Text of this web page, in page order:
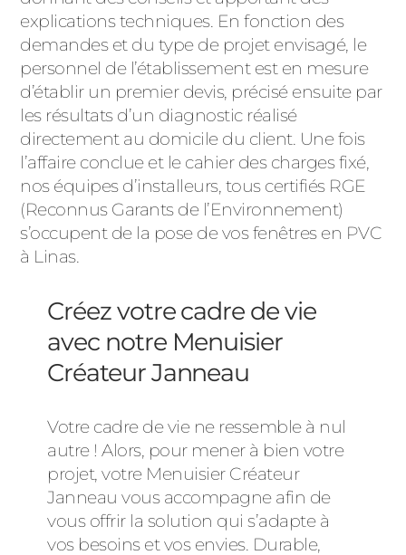
explications techniques. En fonction des
demandes et du type de projet envisagé, le
personnel de l’établissement est en mesure
d’établir un premier devis, précisé ensuite par
les résultats d’un diagnostic réalisé
directement au domicile du client. Une fois
l’affaire conclue et le cahier des charges fixé,
nos équipes d’installeurs, tous certifiés RGE
(Reconnus Garants de l’Environnement)
s’occupent de la pose de vos fenêtres en PVC
à Linas.
Créez votre cadre de vie
avec notre Menuisier
Créateur Janneau
Votre cadre de vie ne ressemble à nul
autre ! Alors, pour mener à bien votre
projet, votre Menuisier Créateur
Janneau vous accompagne afin de
vous offrir la solution qui s’adapte à
vos besoins et vos envies. Durable,